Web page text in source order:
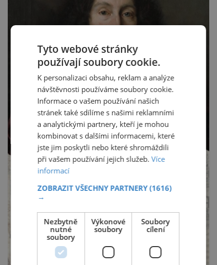
Tyto webové stránky
používají soubory cookie.
K personalizaci obsahu, reklam a analýze
návštěvnosti používáme soubory cookie.
Informace o vašem používání našich
stránek také sdílíme s našimi reklamními
a analytickými partnery, kteří je mohou
kombinovat s dalšími informacemi, které
jste jim poskytli nebo které shromáždili
při vašem používání jejich služeb.Více
informací
ZOBRAZIT VŠECHNY PARTNERY(1616)
→
Nezbytně
nutné
soubory
Výkonové
soubory
Soubory
cílení